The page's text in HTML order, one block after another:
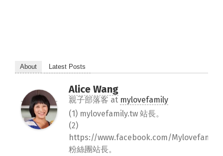
About Latest Posts
Alice Wang
親子部落客 at mylovefamily
(1) mylovefamily.tw 站長。
(2)
https://www.facebook.com/
粉絲團站長。